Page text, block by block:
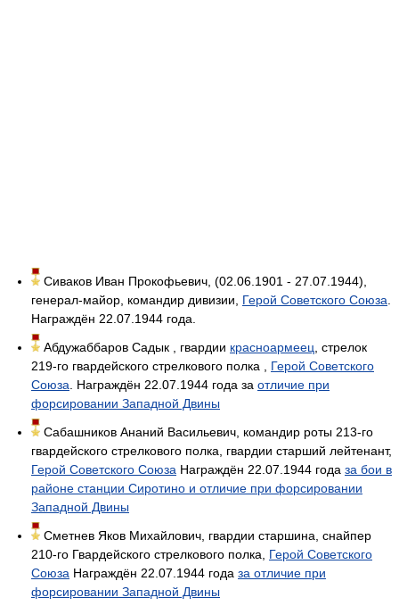
Сиваков Иван Прокофьевич, (02.06.1901 - 27.07.1944),
генерал-майор, командир дивизии, Герой Советского Союза
Награждён 22.07.1944 года.
Абдужаббаров Садык , гвардии красноармеец , стрелок
219-го гвардейского стрелкового полка , Герой Советского
Союза . Награждён 22.07.1944 года за отличие при
форсировании Западной Двины
Сабашников Ананий Васильевич, командир роты 213-го
гвардейского стрелкового полка, гвардии старший лейтенант,
Герой Советского Союза Награждён 22.07.1944 года за бои в
районе станции Сиротино и отличие при форсировании
Западной Двины
Сметнев Яков Михайлович, гвардии старшина, снайпер
210-го Гвардейского стрелкового полка, Герой Советского
Союза Награждён 22.07.1944 года за отличие при
форсировании Западной Двины